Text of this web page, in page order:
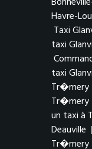
Havre-
Taxi
taxi
taxi
Tr�mery
Tr�mery
un taxi à
Deauville |
Tr�mery